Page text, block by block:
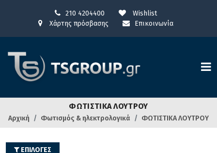
210 4204400
Wishlist
Χάρτης πρόσβασης
Επικοινωνία
ΦΩΤΙΣΤΙΚΑ ΛΟΥΤΡΟΥ
Αρχική Φωτισμός & ηλεκτρολογικά ΦΩΤΙΣΤΙΚΑ ΛΟΥΤΡΟΥ
ΕΠΙΛΟΓΕΣ